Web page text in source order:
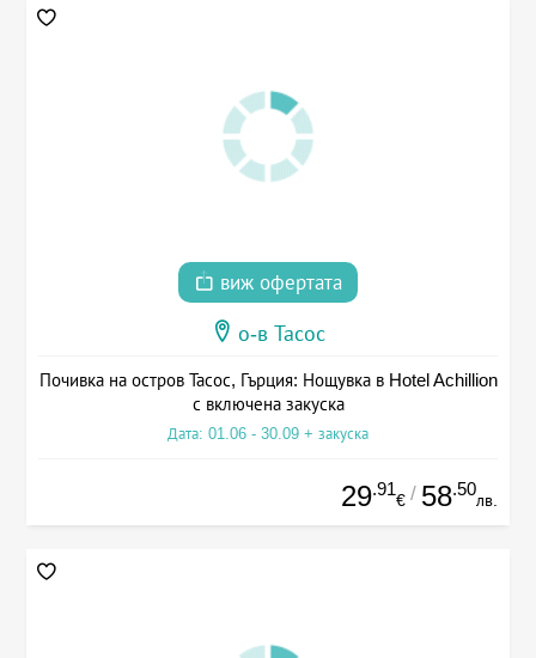
виж офертата
о-в Тасос
Почивка на остров Тасос, Гърция: Нощувка в Hotel Achillion
с включена закуска
Дата: 01.06 - 30.09 + закуска
29.91
€ / 58.50
лв.